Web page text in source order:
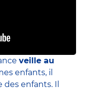
veille au
enfants, il
enfants. Il